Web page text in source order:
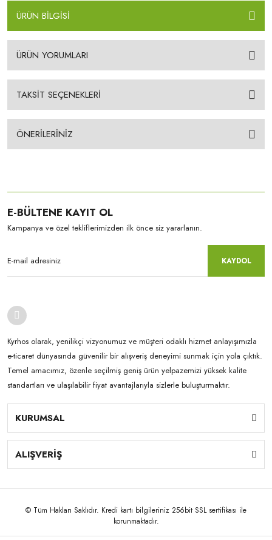
ÜRÜN BİLGİSİ
ÜRÜN YORUMLARI
TAKSİT SEÇENEKLERİ
ÖNERİLERİNİZ
E-BÜLTENE KAYIT OL
Kampanya ve özel tekliflerimizden ilk önce siz yararlanın.
KAYDOL
Kyrhos olarak, yenilikçi vizyonumuz ve müşteri odaklı hizmet anlayışımızla
e-ticaret dünyasında güvenilir bir alışveriş deneyimi sunmak için yola çıktık.
Temel amacımız, özenle seçilmiş geniş ürün yelpazemizi yüksek kalite
standartları ve ulaşılabilir fiyat avantajlarıyla sizlerle buluşturmaktır.
KURUMSAL
ALIŞVERİŞ
© Tüm Hakları Saklıdır. Kredi kartı bilgileriniz 256bit SSL sertifikası ile
korunmaktadır.